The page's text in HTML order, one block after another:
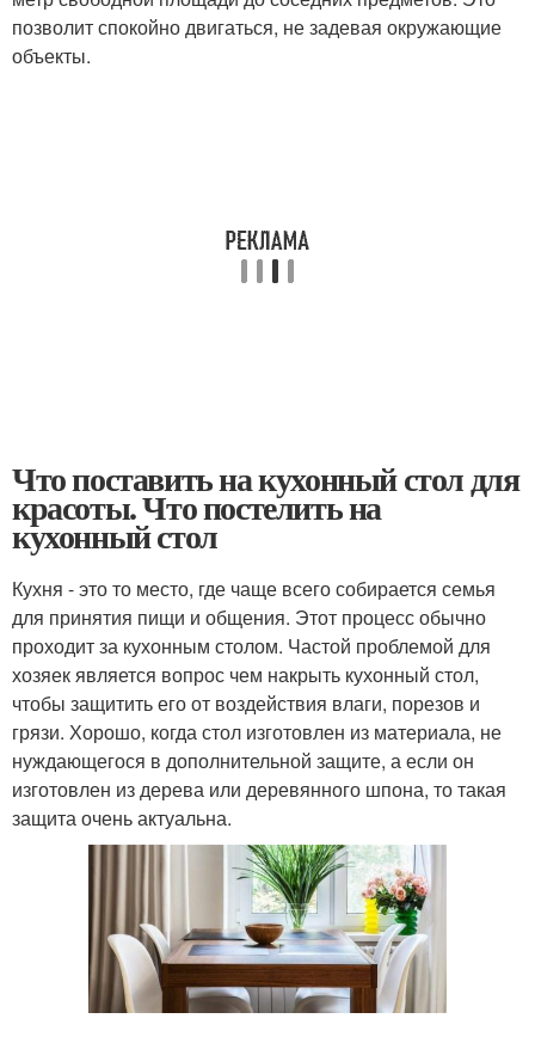
позволит спокойно двигаться, не задевая окружающие
объекты.
Что поставить на кухонный стол для
красоты. Что постелить на
кухонный стол
Кухня - это то место, где чаще всего собирается семья
для принятия пищи и общения. Этот процесс обычно
проходит за кухонным столом. Частой проблемой для
хозяек является вопрос чем накрыть кухонный стол,
чтобы защитить его от воздействия влаги, порезов и
грязи. Хорошо, когда стол изготовлен из материала, не
нуждающегося в дополнительной защите, а если он
изготовлен из дерева или деревянного шпона, то такая
защита очень актуальна.